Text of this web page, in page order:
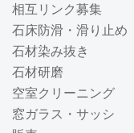
相互リンク募集
石床防滑・滑り止め
石材染み抜き
石材研磨
空室クリーニング
窓ガラス・サッシ